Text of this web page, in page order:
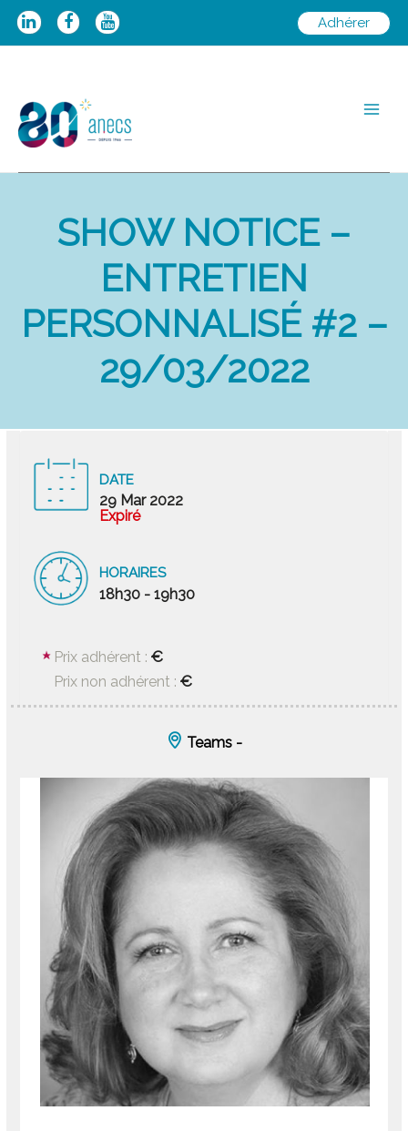
Aller
Adhérer
SHOW NOTICE –
ENTRETIEN
PERSONNALISÉ #2 –
29/03/2022
DATE
29 Mar 2022
Expiré
HORAIRES
18h30 - 19h30
Prix adhérent :€
Prix non adhérent :€
Teams -